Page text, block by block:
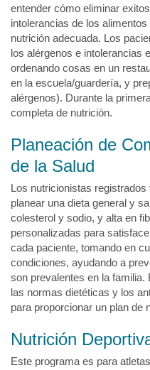
entender cómo eliminar
intolerancias de los
nutrición adecuada. Los
los alérgenos e intolerancias
ordenando cosas en un
en la escuela/guardería, y
alérgenos). Durante la
completa de nutrición.
Planeación de
de la Salud
Los nutricionistas
planear una dieta general y
colesterol y sodio, y alta en
personalizadas para
cada paciente, tomando en
condiciones, ayudando a
son prevalentes en la
las normas dietéticas y los
para proporcionar un plan de
Nutrición
Este programa es para